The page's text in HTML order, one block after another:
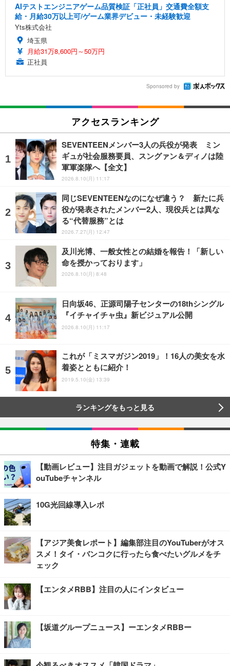
AIテストエンジニアゲーム品質検証「正社員」交通費全額支
給・月給30万以上可/ゲーム業界デビュー・未経験歓迎
Yts株式会社
埼玉県
月給31万8,600円～50万円
正社員
Sponsored by
アクセスランキング
SEVENTEENメンバー3人の兵役が発表 ミン
ギュが社会服務要員、スングァン＆ディノは陸
軍軍楽隊へ【全文】
2026.8.10(月) 11:17
同じSEVENTEENなのになぜ違う？ 新たに兵
役が発表されたメンバー2人、現役兵とは異な
る“代替服務”とは
2026.7.27(月) 12:47
及川光博、一般女性との結婚を報告！「新しい
命を授かっております」
2026.8.10(月) 8:48
日向坂46、正源司陽子センターの18thシングル
『イチャイチャ虫』新ビジュアル公開
2026.8.10(月) 11:17
これが「ミスマガジン2019」！16人の美女を水
着姿とともに紹介！
2019.5.10(金) 13:39
ランキングをもっと見る
特集・連載
【動画レビュー】注目ガジェットを動画で解説！公式Y
ouTubeチャンネル
10G光回線導入レポ
【アジア美食レポート】編集部注目のYouTuberがオス
スメ！タイ・バンコクに行ったら食べたいグルメをチ
ェック
【エンタメRBB】注目の人にインタビュー
【坂道グループニュース】ーエンタメRBBー